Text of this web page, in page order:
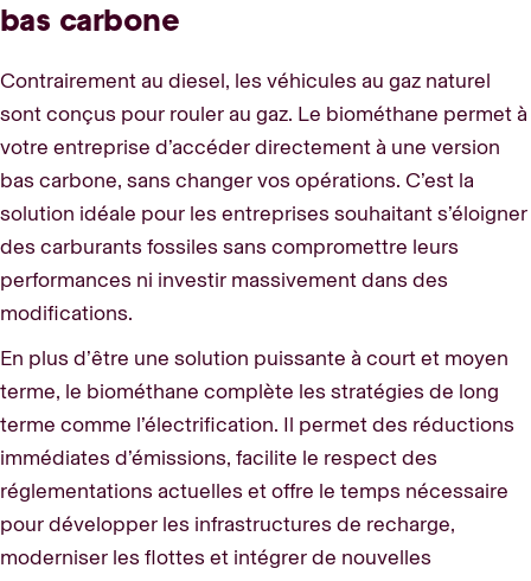
bas carbone
Contrairement au diesel, les véhicules au gaz naturel
sont conçus pour rouler au gaz. Le biométhane permet à
votre entreprise d’accéder directement à une version
bas carbone, sans changer vos opérations. C’est la
solution idéale pour les entreprises souhaitant s’éloigner
des carburants fossiles sans compromettre leurs
performances ni investir massivement dans des
modifications.
En plus d’être une solution puissante à court et moyen
terme, le biométhane complète les stratégies de long
terme comme l’électrification. Il permet des réductions
immédiates d’émissions, facilite le respect des
réglementations actuelles et offre le temps nécessaire
pour développer les infrastructures de recharge,
moderniser les flottes et intégrer de nouvelles